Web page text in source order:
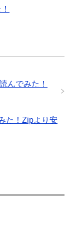
んでみた！
た！Zipより安